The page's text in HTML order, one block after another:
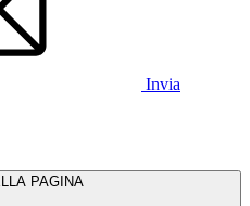
Invia
PAGINA